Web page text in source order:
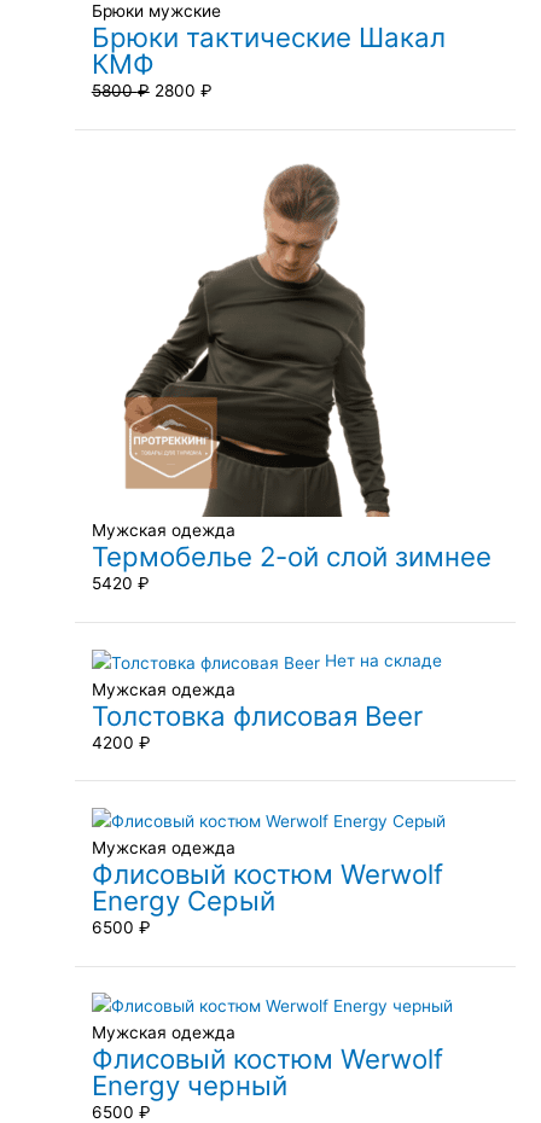
Брюки мужские
Брюки тактические Шакал
КМФ
5800₽ 2800 ₽
Мужская одежда
Термобелье 2-ой слой зимнее
5420 ₽
Нет на складе
Мужская одежда
Толстовка флисовая Beer
4200 ₽
Мужская одежда
Флисовый костюм Werwolf
Energy Серый
6500 ₽
Мужская одежда
Флисовый костюм Werwolf
Energy черный
6500 ₽